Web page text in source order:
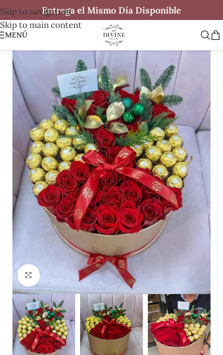
Skip to navigation
Skip to main content
Entrega el Mismo Día Disponible
MENÚ
Clic para ampliar